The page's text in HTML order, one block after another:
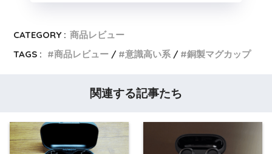
CATEGORY : 商品レビュー
TAGS :
商品レビュー 意識高い系 銅製マグカップ
関連する記事たち